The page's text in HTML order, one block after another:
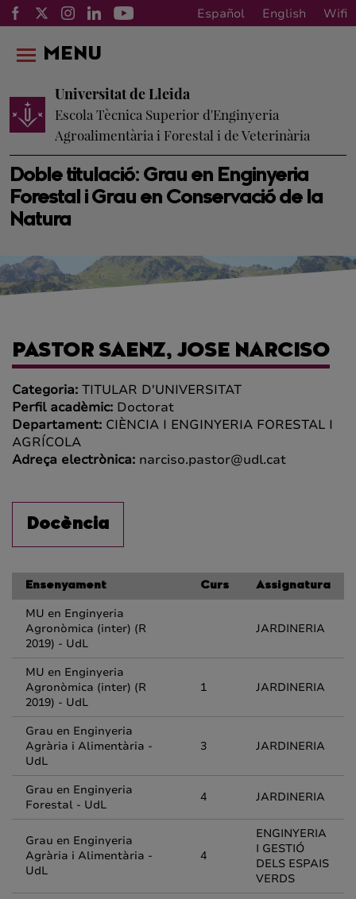
Español English Wifi
Doble titulació: Grau en Enginyeria
Forestal i Grau en Conservació de la
Natura
Universitat de Lleida
Escola Tècnica Superior d'Enginyeria
Agroalimentària i Forestal i de Veterinària
MENU
PASTOR SAENZ, JOSE NARCISO
Categoria: TITULAR D'UNIVERSITAT
Perfil acadèmic: Doctorat
Departament: CIÈNCIA I ENGINYERIA FORESTAL I
AGRÍCOLA
Adreça electrònica: narciso.pastor@udl.cat
Docència
Ensenyament Curs Assignatura
MU en Enginyeria
Agronòmica (inter) (R
2019) - UdL
JARDINERIA
MU en Enginyeria
Agronòmica (inter) (R
2019) - UdL
1 JARDINERIA
Grau en Enginyeria
Agrària i Alimentària -
UdL
3 JARDINERIA
Grau en Enginyeria
Forestal - UdL
4 JARDINERIA
Grau en Enginyeria
Agrària i Alimentària -
UdL
4
ENGINYERIA
I GESTIÓ
DELS ESPAIS
VERDS